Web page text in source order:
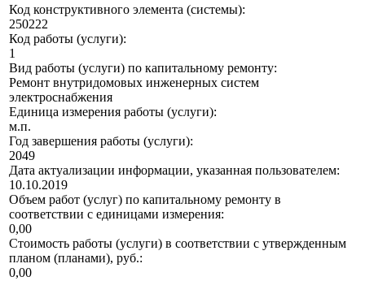
Код конструктивного элемента (системы):
250222
Код работы (услуги):
1
Вид работы (услуги) по капитальному ремонту:
Ремонт внутридомовых инженерных систем
электроснабжения
Единица измерения работы (услуги):
м.п.
Год завершения работы (услуги):
2049
Дата актуализации информации, указанная пользователем:
10.10.2019
Объем работ (услуг) по капитальному ремонту в
соответствии с единицами измерения:
0,00
Стоимость работы (услуги) в соответствии с утвержденным
планом (планами), руб.:
0,00